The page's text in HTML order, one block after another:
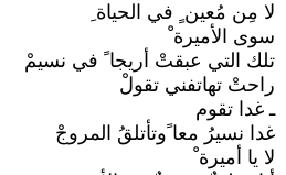
لا مِن مُعين ٍ في الحياة ِ
سوى الأميرة ْ
تلك التي عبقتْ أريجا ً في نسيمْ
راحتْ تهاتفني تقولْ
ـ غدا تقوم
غدا نسيرُ معا ًوتأتلقُ المروجْ
لا يا أميرة ْ